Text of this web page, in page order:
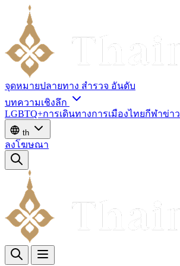
จุดหมายปลายทาง สำรวจ อันดับ
บทความเชิงลึก
LGBTQ+การเดินทางการเมืองไทยกีฬาข่าว
th
ลงโฆษณา